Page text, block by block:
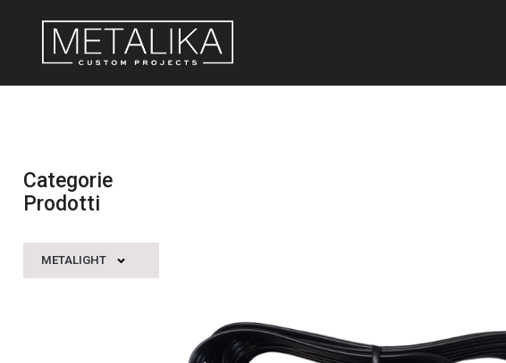
Categorie
Prodotti
METALIGHT